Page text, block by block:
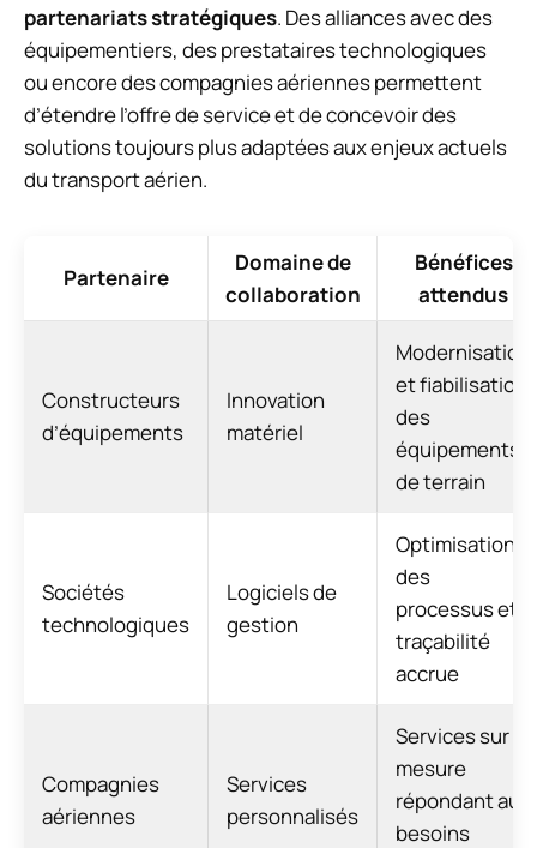
partenariats stratégiques. Des alliances avec des
équipementiers, des prestataires technologiques
ou encore des compagnies aériennes permettent
d’étendre l’offre de service et de concevoir des
solutions toujours plus adaptées aux enjeux actuels
du transport aérien.
Partenaire
Domaine de
collaboration
Bénéfices
attendus
Constructeurs
d’équipements
Innovation
matériel
Modernisation
et fiabilisation
des
équipements
de terrain
Sociétés
technologiques
Logiciels de
gestion
Optimisation
des
processus et
traçabilité
accrue
Compagnies
aériennes
Services
personnalisés
Services sur
mesure
répondant aux
besoins